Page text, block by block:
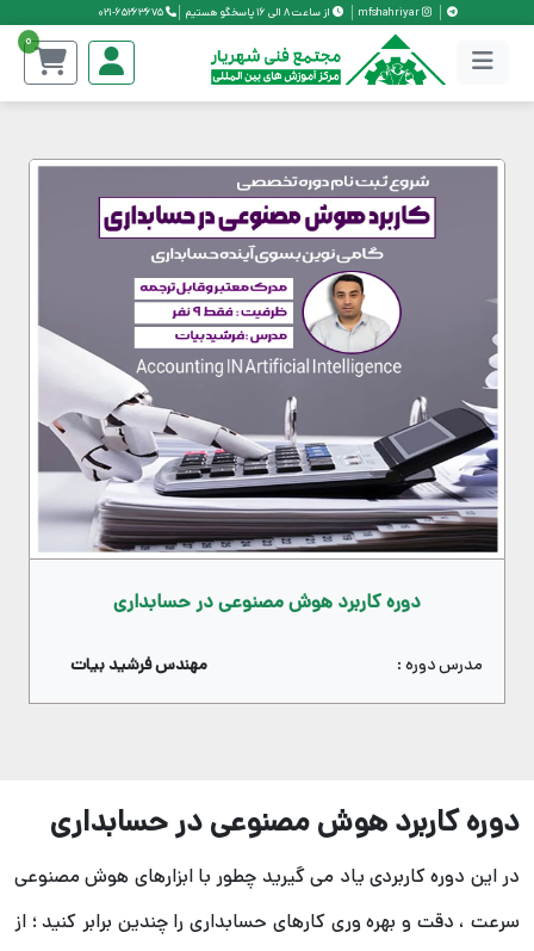
mfshahriyar از ساعت 8 الی 16 پاسخگو هستیم 021-65263675
0
دوره کاربرد هوش مصنوعی در حسابداری
مدرس دوره : مهندس فرشید بیات
دوره کاربرد هوش مصنوعي در حسابداري
در اين دوره کاربردي ياد مي گيريد چطور با ابزارهاي هوش مصنوعي
سرعت ، دقت و بهره وري کارهاي حسابداري را چندين برابر کنيد ؛ از